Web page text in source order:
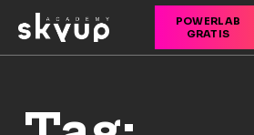
POWERLAB
GRATIS